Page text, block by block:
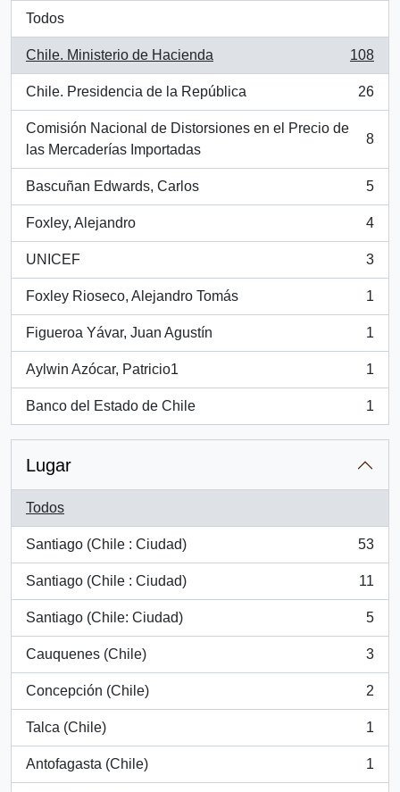
Todos
Chile. Ministerio de Hacienda
, 108 resultados
108
Chile. Presidencia de la República
, 26 resultados
26
Comisión Nacional de Distorsiones en el Precio de
las Mercaderías Importadas
, 8 resultados
8
Bascuñan Edwards, Carlos
, 5 resultados
5
Foxley, Alejandro
, 4 resultados
4
UNICEF
, 3 resultados
3
Foxley Rioseco, Alejandro Tomás
, 1 resultados
1
Figueroa Yávar, Juan Agustín
, 1 resultados
1
Aylwin Azócar, Patricio1
, 1 resultados
1
Banco del Estado de Chile
, 1 resultados
1
Lugar
Todos
Santiago (Chile : Ciudad)
, 53 resultados
53
Santiago (Chile : Ciudad)
, 11 resultados
11
Santiago (Chile: Ciudad)
, 5 resultados
5
Cauquenes (Chile)
, 3 resultados
3
Concepción (Chile)
, 2 resultados
2
Talca (Chile)
, 1 resultados
1
Antofagasta (Chile)
, 1 resultados
1